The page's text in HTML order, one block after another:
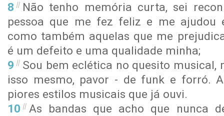
Não tenho memória curta, sei
pessoa que me fez feliz e me ajudou
como também aquelas que me
é um defeito e uma qualidade minha;
Sou bem eclética no quesito musical,
isso mesmo, pavor - de funk e forró.
piores estilos musicais que já ouvi.
As bandas que acho que nunca